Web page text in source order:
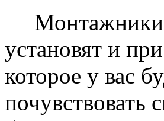
Монтажники
установят и
которое у вас
почувствовать